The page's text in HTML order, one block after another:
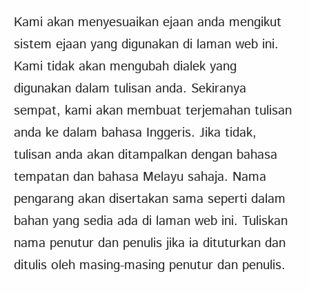
Kami akan menyesuaikan ejaan anda mengikut
sistem ejaan yang digunakan di laman web ini.
Kami tidak akan mengubah dialek yang
digunakan dalam tulisan anda. Sekiranya
sempat, kami akan membuat terjemahan tulisan
anda ke dalam bahasa Inggeris. Jika tidak,
tulisan anda akan ditampalkan dengan bahasa
tempatan dan bahasa Melayu sahaja. Nama
pengarang akan disertakan sama seperti dalam
bahan yang sedia ada di laman web ini. Tuliskan
nama penutur dan penulis jika ia dituturkan dan
ditulis oleh masing-masing penutur dan penulis.